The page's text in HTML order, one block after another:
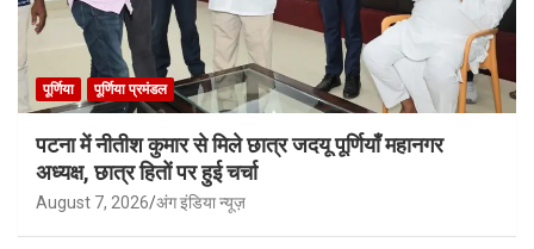
पूर्णिया पूर्णिया प्रमंडल
पटना में नीतीश कुमार से मिले छात्र जदयू पूर्णियाँ महानगर
अध्यक्ष, छात्र हितों पर हुई चर्चा
August 7, 2026 अंग इंडिया न्यूज़